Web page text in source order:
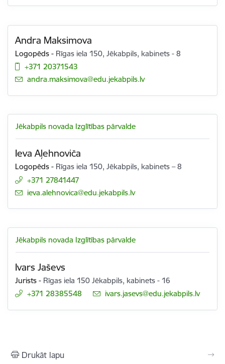
Andra Maksimova
Logopēds - Rīgas iela 150, Jēkabpils, kabinets - 8
+371 20371543
E-pasts:
andra.maksimova@edu.jekabpils.lv
Jēkabpils novada Izglītības pārvalde
Ieva Aļehnoviča
Logopēds - Rīgas iela 150, Jēkabpils, kabinets – 8
+371 27841447
E-pasts:
ieva.alehnovica@edu.jekabpils.lv
Jēkabpils novada Izglītības pārvalde
Ivars Jaševs
Jurists - Rīgas iela 150 Jēkabpils, kabinets - 16
+371 28385548
E-pasts:
ivars.jasevs@edu.jekabpils.lv
Drukāt lapu